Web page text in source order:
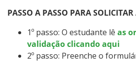
PASSO A PASSO PARA
1º passo: O estudante lê as
validação clicando aqui
2º passo: Preenche o